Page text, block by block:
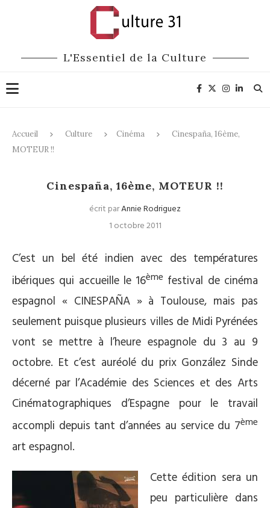
L'Essentiel de la Culture
Accueil Culture Cinéma
Cinespaña, 16ème,
MOTEUR !!
Cinéma
Cinespaña, 16ème, MOTEUR !!
écrit parAnnie Rodriguez
1 octobre 2011
C’est un bel été indien avec des températures
ibériques qui accueille le 16ème festival de cinéma
espagnol « CINESPAÑA » à Toulouse, mais pas
seulement puisque plusieurs villes de Midi Pyrénées
vont se mettre à l’heure espagnole du 3 au 9
octobre. Et c’est auréolé du prix González Sinde
décerné par l’Académie des Sciences et des Arts
Cinématographiques d’Espagne pour le travail
accompli depuis tant d’années au service du 7ème
art espagnol.
Cette édition sera un
peu particulière dans